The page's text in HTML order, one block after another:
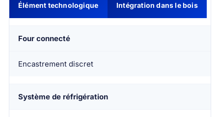
Élément technologique Intégration dans le bois
Four connecté
Encastrement discret
Système de réfrigération